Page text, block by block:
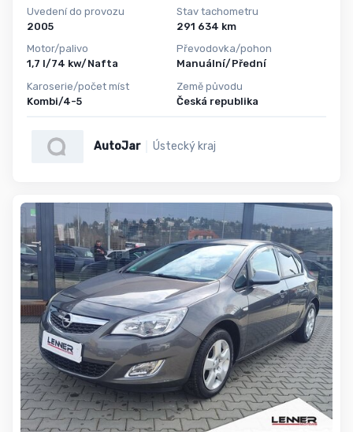
Uvedení do provozu
2005
Motor/palivo
1,7 l/74 kw/Nafta
Karoserie/počet míst
Kombi/4-5
Stav tachometru
291 634 km
Převodovka/pohon
Manuální/Přední
Země původu
Česká republika
AutoJar Ústecký kraj